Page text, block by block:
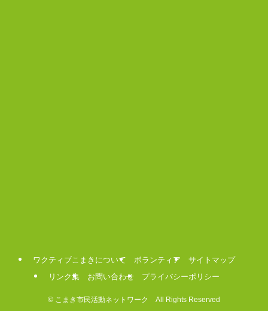
ワクティブこまきについて ボランティア
サイトマップ
リンク集
お問い合わせ プライバシーポリシー
© こまき市民活動ネットワーク All Rights Reserved